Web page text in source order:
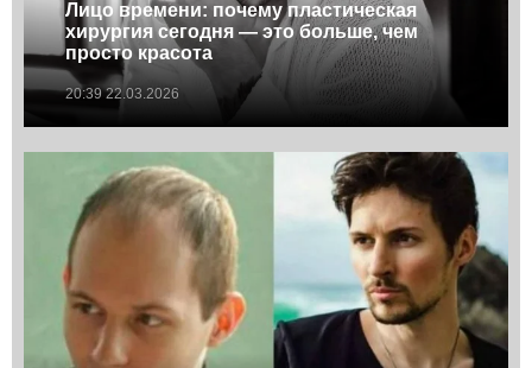
Лицо времени: почему пластическая
хирургия сегодня — это больше, чем
просто красота
20:39 22.03.2026